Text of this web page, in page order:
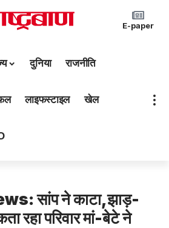
E-paper
दुनिया राजनीति
लाइफस्टाइल खेल
सांप ने काटा,झाड़-
रहा परिवार मां-बेटे ने